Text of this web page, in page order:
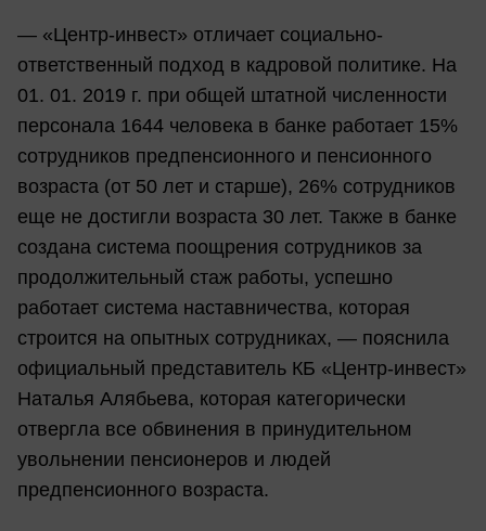
— «Центр-инвест» отличает социально-
ответственный подход в кадровой политике. На
01. 01. 2019 г. при общей штатной численности
персонала 1644 человека в банке работает 15%
сотрудников предпенсионного и пенсионного
возраста (от 50 лет и старше), 26% сотрудников
еще не достигли возраста 30 лет. Также в банке
создана система поощрения сотрудников за
продолжительный стаж работы, успешно
работает система наставничества, которая
строится на опытных сотрудниках, — пояснила
официальный представитель КБ «Центр-инвест»
Наталья Алябьева, которая категорически
отвергла все обвинения в принудительном
увольнении пенсионеров и людей
предпенсионного возраста.